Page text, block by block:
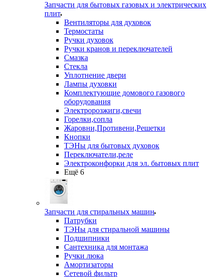
Запчасти для бытовых газовых и электрических
плит
Вентиляторы для духовок
Термостаты
Ручки духовок
Ручки кранов и переключателей
Смазка
Стекла
Уплотнение двери
Лампы духовки
Комплектующие домового газового
оборудования
Электророзжиги,свечи
Горелки,сопла
Жаровни,Противени,Решетки
Кнопки
ТЭНы для бытовых духовок
Переключатели,реле
Электроконфорки для эл. бытовых плит
Ещё 6
Запчасти для стиральных машин
Патрубки
ТЭНы для стиральной машины
Подшипники
Сантехника для монтажа
Ручки люка
Амортизаторы
Сетевой фильтр